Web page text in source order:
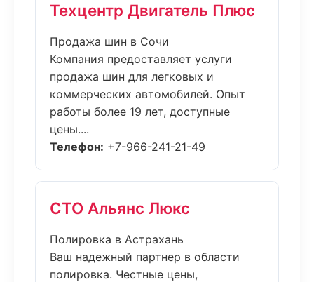
Техцентр Двигатель Плюс
Продажа шин в Сочи
Компания предоставляет услуги
продажа шин для легковых и
коммерческих автомобилей. Опыт
работы более 19 лет, доступные
цены....
Телефон: +7-966-241-21-49
СТО Альянс Люкс
Полировка в Астрахань
Ваш надежный партнер в области
полировка. Честные цены,